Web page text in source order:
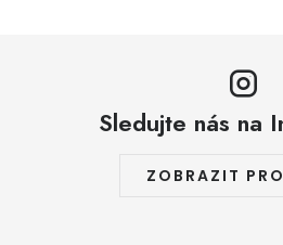
Sledujte nás na
ZOBRAZIT